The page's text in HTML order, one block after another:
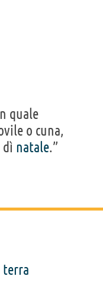
quale
o cuna,
dì natale.”
terra